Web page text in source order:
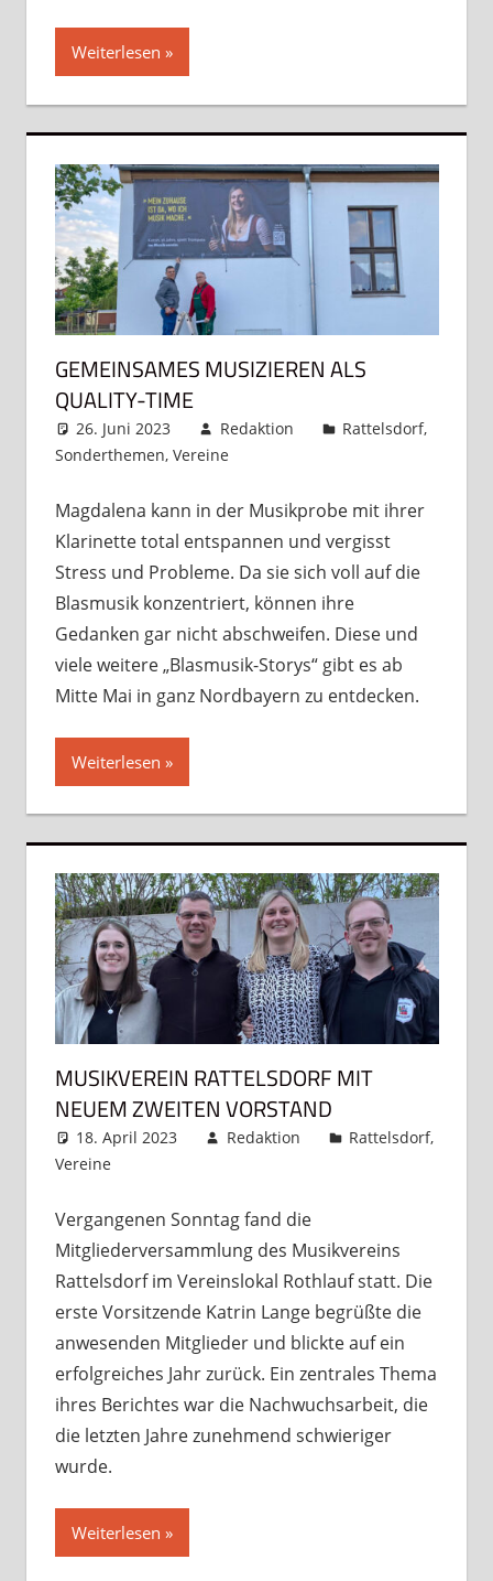
Weiterlesen
GEMEINSAMES MUSIZIEREN ALS
QUALITY-TIME
26. Juni 2023 Redaktion Rattelsdorf,
Sonderthemen, Vereine
Magdalena kann in der Musikprobe mit ihrer
Klarinette total entspannen und vergisst
Stress und Probleme. Da sie sich voll auf die
Blasmusik konzentriert, können ihre
Gedanken gar nicht abschweifen. Diese und
viele weitere „Blasmusik-Storys“ gibt es ab
Mitte Mai in ganz Nordbayern zu entdecken.
Weiterlesen
MUSIKVEREIN RATTELSDORF MIT
NEUEM ZWEITEN VORSTAND
18. April 2023 Redaktion Rattelsdorf,
Vereine
Vergangenen Sonntag fand die
Mitgliederversammlung des Musikvereins
Rattelsdorf im Vereinslokal Rothlauf statt. Die
erste Vorsitzende Katrin Lange begrüßte die
anwesenden Mitglieder und blickte auf ein
erfolgreiches Jahr zurück. Ein zentrales Thema
ihres Berichtes war die Nachwuchsarbeit, die
die letzten Jahre zunehmend schwieriger
wurde.
Weiterlesen